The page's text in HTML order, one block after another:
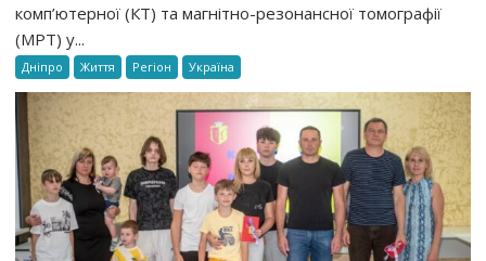
комп’ютерної (КТ) та магнітно-резонансної томографії
(МРТ) у...
Дніпро Життя Регіон Україна